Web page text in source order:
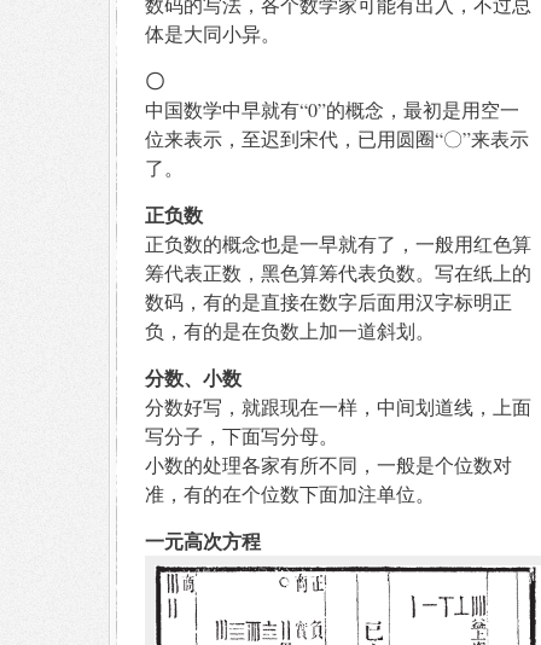
体是大同小异。
〇
中国数学中早就有“0”的概念，最初是用空一
位来表示，至迟到宋代，已用圆圈“〇”来表示
了。
正负数
正负数的概念也是一早就有了，一般用红色算
筹代表正数，黑色算筹代表负数。写在纸上的
数码，有的是直接在数字后面用汉字标明正
负，有的是在负数上加一道斜划。
分数、小数
分数好写，就跟现在一样，中间划道线，上面
写分子，下面写分母。
小数的处理各家有所不同，一般是个位数对
准，有的在个位数下面加注单位。
一元高次方程